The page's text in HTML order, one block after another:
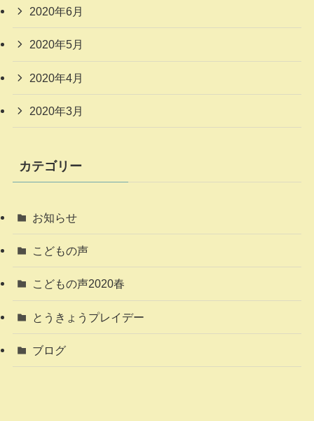
2020年6月
2020年5月
2020年4月
2020年3月
カテゴリー
お知らせ
こどもの声
こどもの声2020春
とうきょうプレイデー
ブログ